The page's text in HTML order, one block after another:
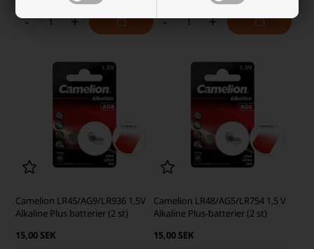
- + - +
Camelion LR45/AG9/LR936 1,5V
Alkaline Plus batterier (2 st)
15,00 SEK
Camelion LR48/AG5/LR754 1,5 V
Alkaline Plus-batterier (2 st)
15,00 SEK